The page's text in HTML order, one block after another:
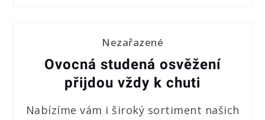
Nezařazené
Ovocná studená osvěžení
přijdou vždy k chuti
Nabízíme vám i široký sortiment našich